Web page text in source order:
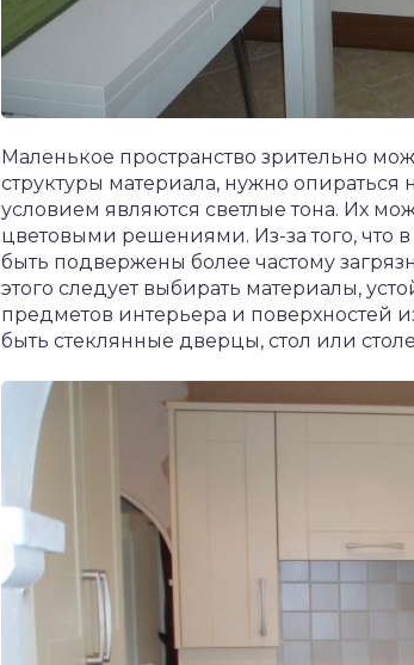
Маленькое пространство зрительно
структуры материала, нужно
условием являются светлые тона. Их
цветовыми решениями. Из-за того, что
быть подвержены более частому
этого следует выбирать материалы,
предметов интерьера и поверхностей
быть стеклянные дверцы, стол или